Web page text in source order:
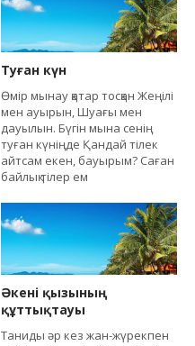
Туған күн
Өмір мынау қатар тосқан Жеңілі
мен ауырын, Шуағы мен
дауылын. Бүгін мына сенің
туған күніңде Қандай тілек
айтсам екен, бауырым? Саған
байлық тілер ем
Әкені қызының
құттықтауы
Таниды әр кез жан-жүрекпен